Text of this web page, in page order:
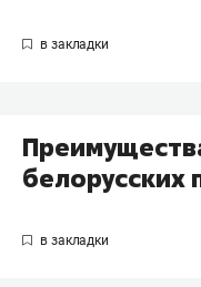
белорусских